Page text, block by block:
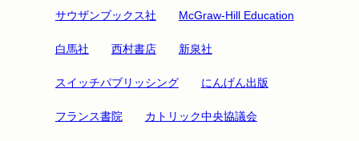
サウザンブックス社 McGraw-Hill Education
白馬社 西村書店 新泉社
スイッチパブリッシング にんげん出版
フランス書院 カトリック中央協議会